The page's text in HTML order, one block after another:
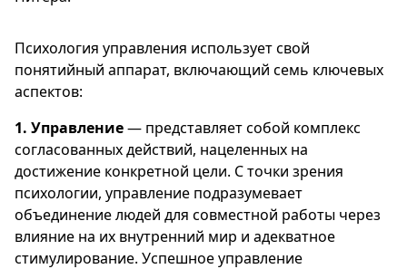
Психология управления использует свой
понятийный аппарат, включающий семь ключевых
аспектов:
1. Управление— представляет собой комплекс
согласованных действий, нацеленных на
достижение конкретной цели. С точки зрения
психологии, управление подразумевает
объединение людей для совместной работы через
влияние на их внутренний мир и адекватное
стимулирование. Успешное управление